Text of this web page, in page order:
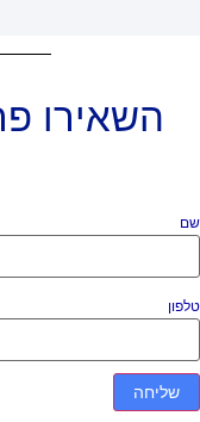
השאירו
שליחה